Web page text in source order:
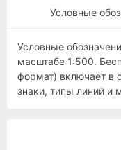
Условные
Условные
масштабе 1:500.
формат) включает в
знаки, типы линий и